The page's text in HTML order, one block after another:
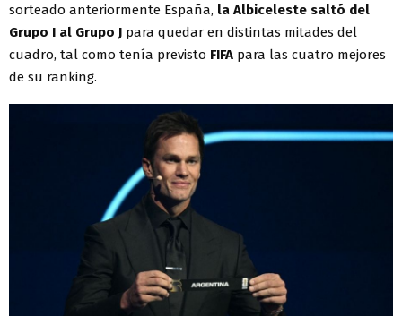
sorteado anteriormente España, la Albiceleste saltó del
Grupo I al Grupo J para quedar en distintas mitades del
cuadro, tal como tenía previsto FIFA para las cuatro mejores
de su ranking.